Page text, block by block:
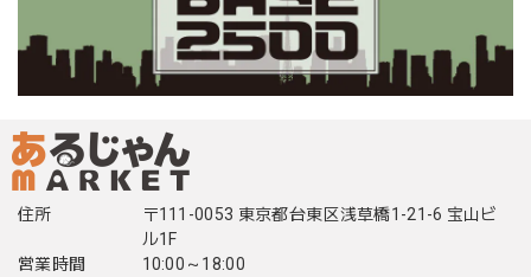
住所
〒111-0053 東京都台東区浅草橋1-21-6 宝山ビ
ル1F
営業時間
10:00～18:00